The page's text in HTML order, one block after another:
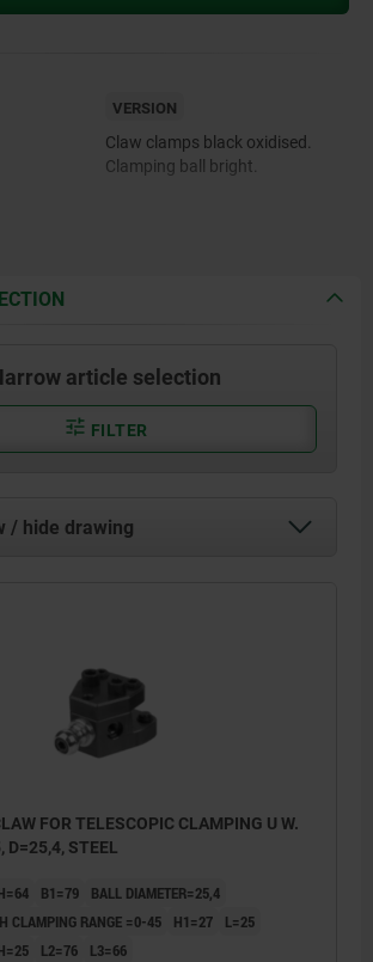
VERSION
Claw clamps black oxidised.
Clamping ball bright.
article selection
FILTER
/ hide drawing
FOR TELESCOPIC CLAMPING U W.
D=25,4, STEEL
B1=79
BALL DIAMETER=25,4
H CLAMPING RANGE =0-45 H1=27
L=25
L2=76 L3=66